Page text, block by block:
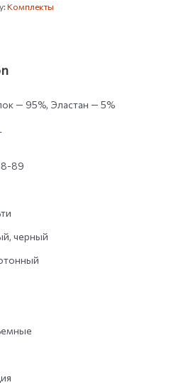
Комплекты
— 95%, Эластан — 5%
89
черный